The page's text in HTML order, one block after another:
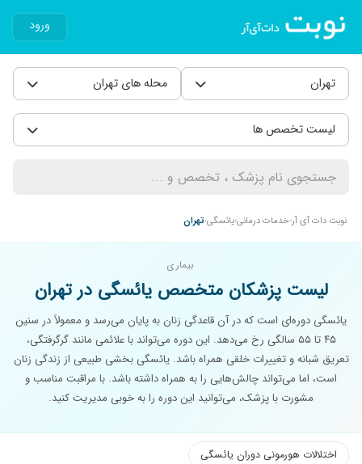
ورود
تهران محله های تهران
لیست تخصص ها
نوبت دات آی آر خدمات درمانییائسگی تهران
بیماری
لیست پزشکان متخصص یائسگی در تهران
یائسگی دوره‌ای است که در آن قاعدگی زنان به پایان می‌رسد و معمولاً در سنین
۴۵ تا ۵۵ سالگی رخ می‌دهد. این دوره می‌تواند با علائمی مانند گرگرفتگی،
تعریق شبانه و تغییرات خلقی همراه باشد. یائسگی بخشی طبیعی از زندگی زنان
است، اما می‌تواند چالش‌هایی را به همراه داشته باشد. با مراقبت مناسب و
مشورت با پزشک، می‌توانید این دوره را به خوبی مدیریت کنید.
اختلالات هورمونی دوران یائسگی